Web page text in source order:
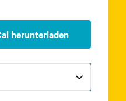
herunterladen